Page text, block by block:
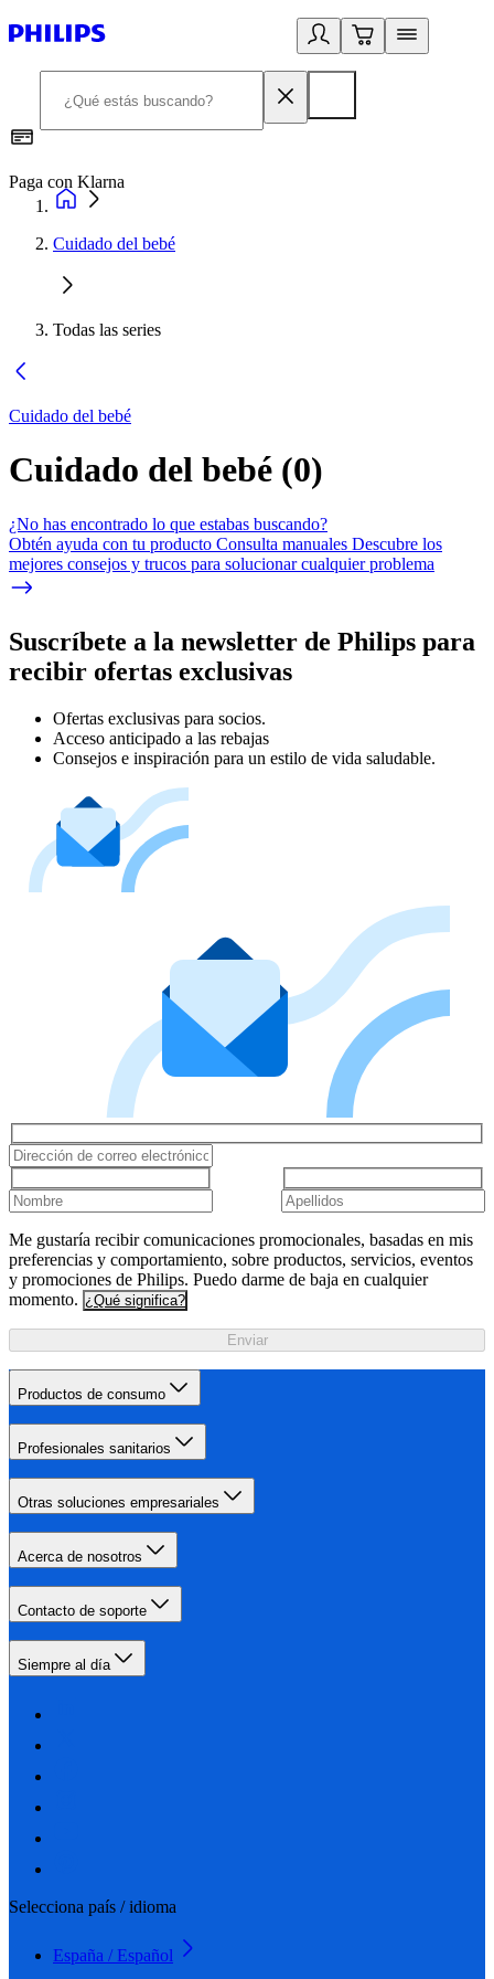
Paga con Klarna
Cuidado del bebé
Todas las series
Cuidado del bebé
Cuidado del bebé (0)
¿No has encontrado lo que estabas buscando?
Obtén ayuda con tu producto Consulta manuales Descubre los
mejores consejos y trucos para solucionar cualquier problema
Suscríbete a la newsletter de Philips para
recibir ofertas exclusivas
Ofertas exclusivas para socios.
Acceso anticipado a las rebajas
Consejos e inspiración para un estilo de vida saludable.
Me gustaría recibir comunicaciones promocionales, basadas en mis
preferencias y comportamiento, sobre productos, servicios, eventos
y promociones de Philips. Puedo darme de baja en cualquier
momento. ¿Qué significa?
Enviar
Productos de consumo
Profesionales sanitarios
Otras soluciones empresariales
Acerca de nosotros
Contacto de soporte
Siempre al día
Selecciona país / idioma
España / Español